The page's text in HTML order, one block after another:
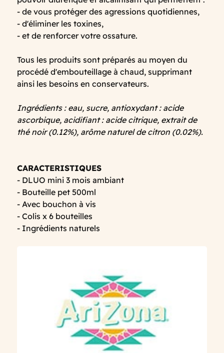
- de vous protéger des agressions quotidiennes,
- d'éliminer les toxines,
- et de renforcer votre ossature.
Tous les produits sont préparés au moyen du
procédé d'embouteillage à chaud, supprimant
ainsi les besoins en conservateurs.
Ingrédients : eau, sucre, antioxydant : acide
ascorbique, acidifiant : acide citrique, extrait de
thé noir (0.12%), arôme naturel de citron (0.02%).
CARACTERISTIQUES
- DLUO mini 3 mois ambiant
- Bouteille pet 500ml
- Avec bouchon à vis
- Colis x 6 bouteilles
- Ingrédients naturels